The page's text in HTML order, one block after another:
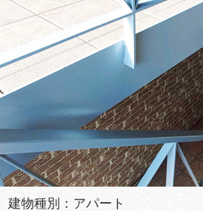
建物種別：アパート